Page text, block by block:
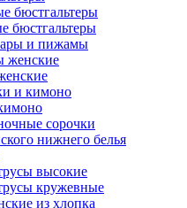
бюстгальтеры
бюстгальтеры
и пижамы
женские
и кимоно
сорочки
нижнего белья
высокие
кружевные
из хлопка